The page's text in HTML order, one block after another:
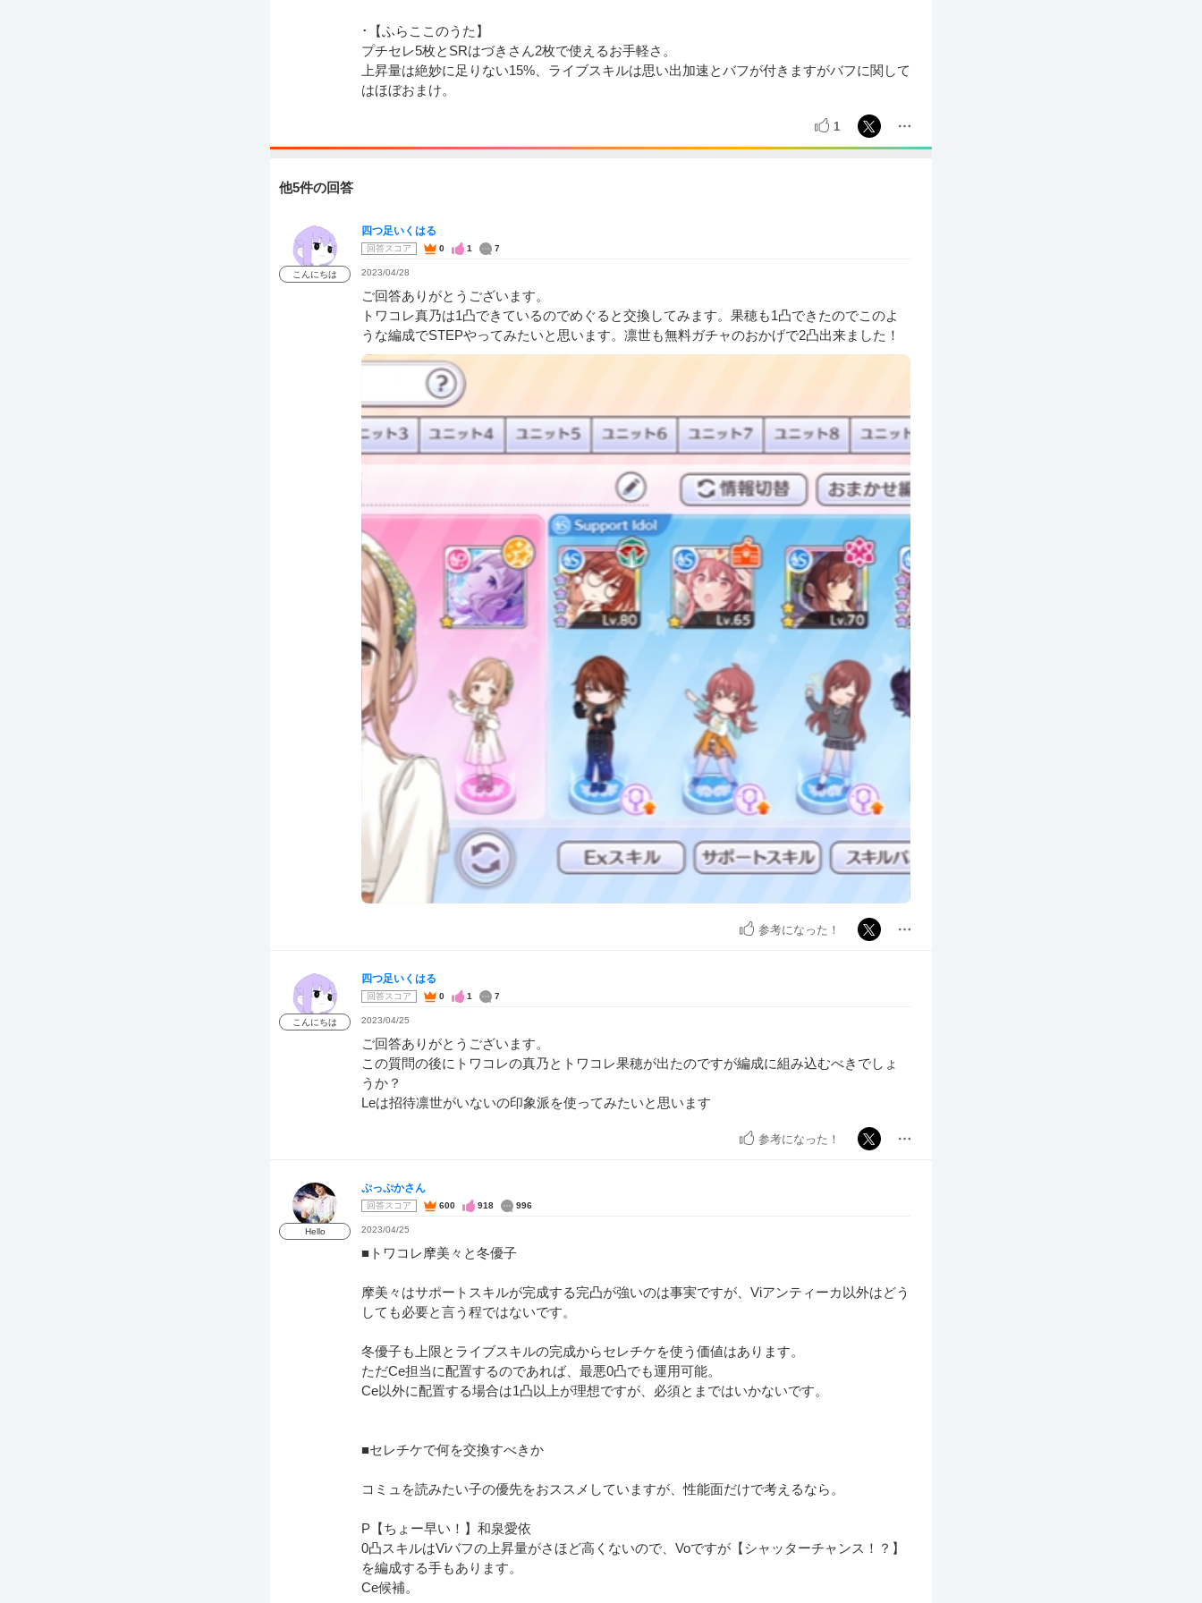
･【ふらここのうた】
プチセレ5枚とSRはづきさん2枚で使えるお手軽さ。
上昇量は絶妙に足りない15%、ライブスキルは思い出加速とバフが付きますがバフに関して
はほぼおまけ。
1
他5件の回答
こんにちは
四つ足いくはる
回答スコア 0 1 7
2023/04/28
ご回答ありがとうございます。
トワコレ真乃は1凸できているのでめぐると交換してみます。果穂も1凸できたのでこのよ
うな編成でSTEPやってみたいと思います。凛世も無料ガチャのおかげで2凸出来ました！
参考になった！
こんにちは
四つ足いくはる
回答スコア 0 1 7
2023/04/25
ご回答ありがとうございます。
この質問の後にトワコレの真乃とトワコレ果穂が出たのですが編成に組み込むべきでしょ
うか？
Leは招待凛世がいないの印象派を使ってみたいと思います
参考になった！
Hello
ぷっぷかさん
回答スコア 600 918 996
2023/04/25
■トワコレ摩美々と冬優子
摩美々はサポートスキルが完成する完凸が強いのは事実ですが、Viアンティーカ以外はどう
しても必要と言う程ではないです。
冬優子も上限とライブスキルの完成からセレチケを使う価値はあります。
ただCe担当に配置するのであれば、最悪0凸でも運用可能。
Ce以外に配置する場合は1凸以上が理想ですが、必須とまではいかないです。
■セレチケで何を交換すべきか
コミュを読みたい子の優先をおススメしていますが、性能面だけで考えるなら。
P【ちょー早い！】和泉愛依
0凸スキルはViバフの上昇量がさほど高くないので、Voですが【シャッターチャンス！？】
を編成する手もあります。
Ce候補。